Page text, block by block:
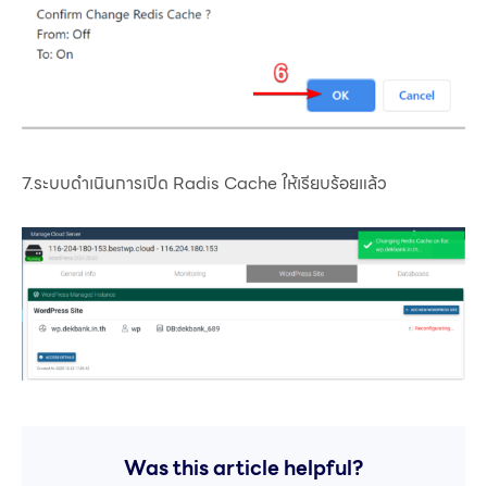
7.ระบบดำเนินการเปิด Radis Cache ให้เรียบร้อยแล้ว
Was this article helpful?